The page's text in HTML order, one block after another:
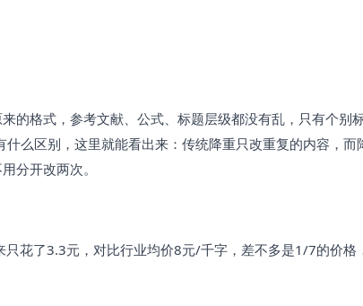
的格式，参考文献、公式、标题层级都没有乱，只有个别
么区别，这里就能看出来：传统降重只改重复的内容，而
分开改两次。
花了3.3元，对比行业均价8元/千字，差不多是1/7的价格